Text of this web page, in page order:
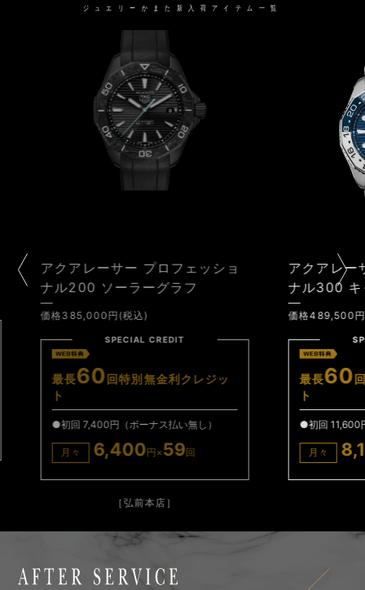
ジュエリーかまた新入荷アイテム一覧
ッショ
アクアレーサー プロフェッショ
ナル300 キャリバー7 GMT
価格489,500円(税込)
SPECIAL CREDIT
最長60回特別無金利クレジッ
●初回 11,600円（ボーナス払い無し）
月々 8,100
カ